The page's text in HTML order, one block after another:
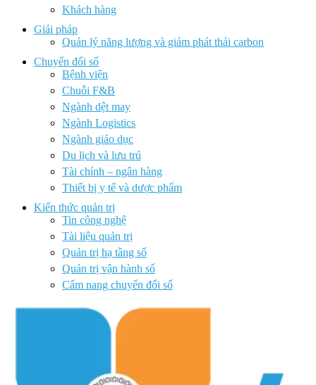
Khách hàng
Giải pháp
Quản lý năng lượng và giảm phát thải carbon
Chuyển đổi số
Bệnh viện
Chuỗi F&B
Ngành dệt may
Ngành Logistics
Ngành giáo dục
Du lịch và lưu trú
Tài chính – ngân hàng
Thiết bị y tế và dược phẩm
Kiến thức quản trị
Tin công nghệ
Tài liệu quản trị
Quản trị hạ tầng số
Quản trị vận hành số
Cẩm nang chuyển đổi số